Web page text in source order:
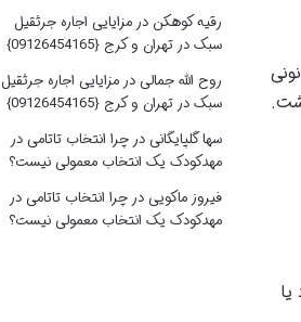
رقیه کوهکن در مزایایی اجاره جرثقیل
سبک در تهران و کرج {09126454165}
روح الله جمالی در مزایایی اجاره جرثقیل
سبک در تهران و کرج {09126454165}
سها گلپایگانی در چرا انتخاب تاتامی در
مهدکودک یک انتخاب معمولی نیست؟
فیروز ماکویی در چرا انتخاب تاتامی در
مهدکودک یک انتخاب معمولی نیست؟